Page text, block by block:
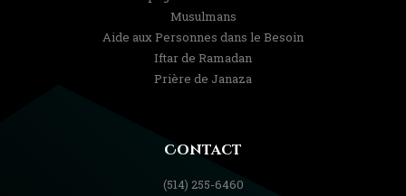
Musulmans
Aide aux Personnes dans le Besoin
Iftar de Ramadan
Prière de Janaza
Contact
(514) 255-6460